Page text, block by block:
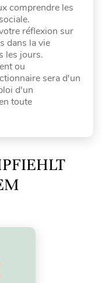
comprendre les
réflexion sur
dans la vie
les jours.
ou
sera d'un
d'un
toute